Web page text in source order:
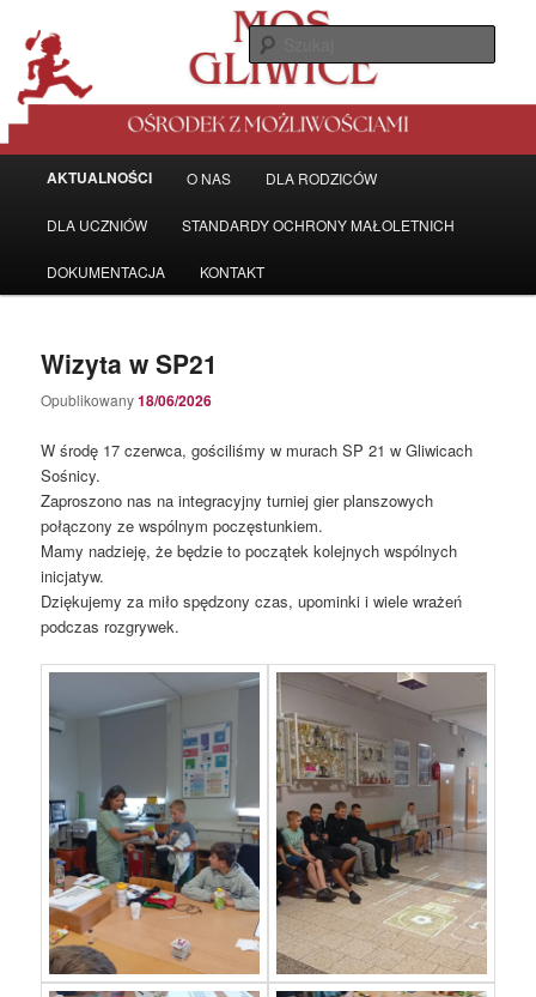
tekstu
widgetów
MŁODZIEŻOWY OŚRODEK
SOCJOTERAPII W GLIWICACH
GłówneAKTUALNOŚCI O NAS DLA RODZICÓW
DLA UCZNIÓW STANDARDY OCHRONY MAŁOLETNICH
DOKUMENTACJA KONTAKT
Wizyta w SP21
Opublikowany18/06/2026
W środę 17 czerwca, gościliśmy w murach SP 21 w Gliwicach
Sośnicy.
Zaproszono nas na integracyjny turniej gier planszowych
połączony ze wspólnym poczęstunkiem.
Mamy nadzieję, że będzie to początek kolejnych wspólnych
inicjatyw.
Dziękujemy za miło spędzony czas, upominki i wiele wrażeń
podczas rozgrywek.